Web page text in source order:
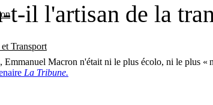
Transport
t-il l'artisan de la
Emmanuel Macron n'était ni le plus écolo, ni le plus «
La Tribune.